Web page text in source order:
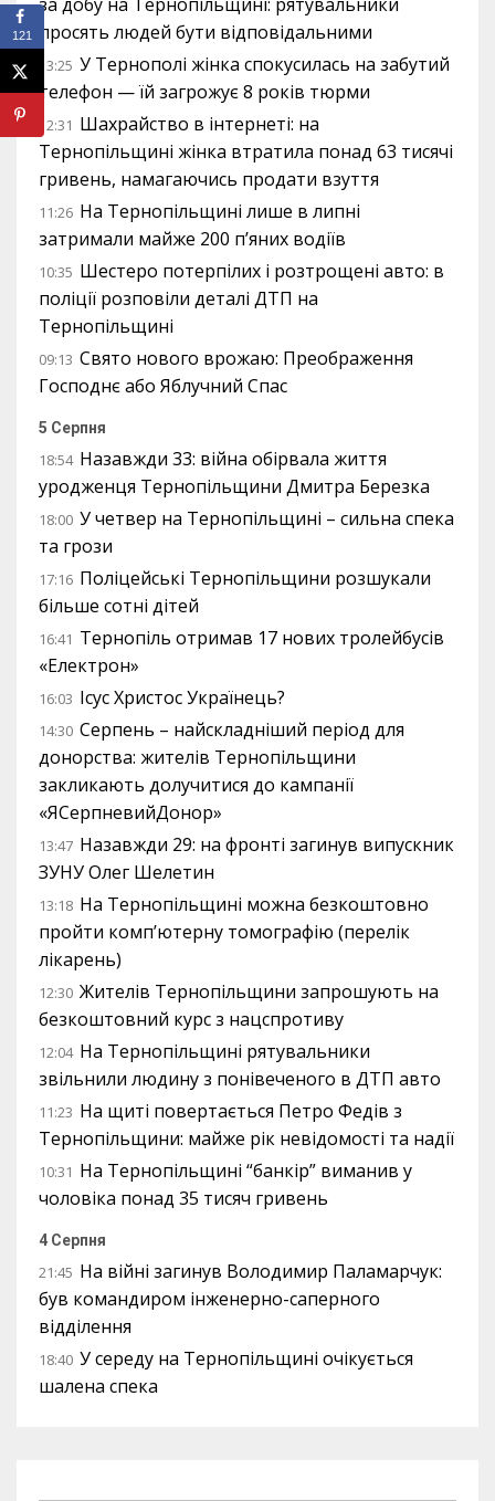
просять людей бути відповідальними
13:25 У Тернополі жінка спокусилась на забутий
телефон — їй загрожує 8 років тюрми
12:31 Шахрайство в інтернеті: на
Тернопільщині жінка втратила понад 63 тисячі
гривень, намагаючись продати взуття
11:26 На Тернопільщині лише в липні
затримали майже 200 п’яних водіїв
10:35 Шестеро потерпілих і розтрощені авто: в
поліції розповіли деталі ДТП на
Тернопільщині
09:13 Свято нового врожаю: Преображення
Господнє або Яблучний Спас
5 Серпня
18:54 Назавжди 33: війна обірвала життя
уродженця Тернопільщини Дмитра Березка
18:00 У четвер на Тернопільщині – сильна спека
та грози
17:16 Поліцейські Тернопільщини розшукали
більше сотні дітей
16:41 Тернопіль отримав 17 нових тролейбусів
«Електрон»
16:03 Ісус Христос Українець?
14:30 Серпень – найскладніший період для
донорства: жителів Тернопільщини
закликають долучитися до кампанії
«ЯСерпневийДонор»
13:47 Назавжди 29: на фронті загинув випускник
ЗУНУ Олег Шелетин
13:18 На Тернопільщині можна безкоштовно
пройти комп’ютерну томографію (перелік
лікарень)
12:30 Жителів Тернопільщини запрошують на
безкоштовний курс з нацспротиву
12:04 На Тернопільщині рятувальники
звільнили людину з понівеченого в ДТП авто
11:23 На щиті повертається Петро Федів з
Тернопільщини: майже рік невідомості та надії
10:31 На Тернопільщині “банкір” виманив у
чоловіка понад 35 тисяч гривень
4 Серпня
21:45 На війні загинув Володимир Паламарчук:
був командиром інженерно-саперного
відділення
18:40 У середу на Тернопільщині очікується
шалена спека
121